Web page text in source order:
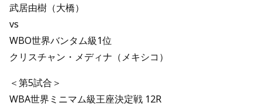
武居由樹（大橋）
vs
WBO世界バンタム級1位
クリスチャン・メディナ（メキシコ）
＜第5試合＞
WBA世界ミニマム級王座決定戦 12R